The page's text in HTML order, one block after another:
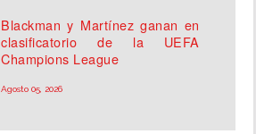
Blackman y Martínez ganan en
clasificatorio de la UEFA
Champions League
Agosto 05, 2026